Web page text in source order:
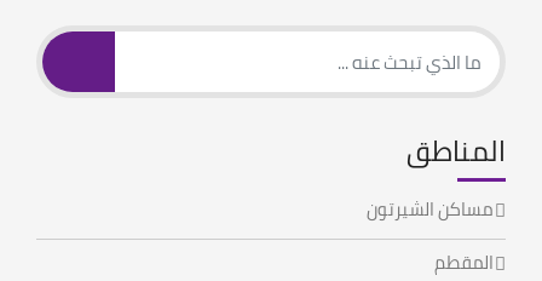
المناطق
مساكن الشيرتون
المقطم